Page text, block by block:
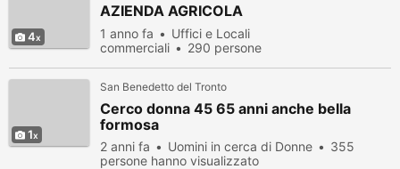
4
AZIENDA AGRICOLA
1 anno fa
Uffici e Locali
commerciali
290 persone
1
San Benedetto del Tronto
Cerco donna 45 65 anni anche bella
formosa
2 anni fa Uomini in cerca di Donne
355
persone hanno visualizzato